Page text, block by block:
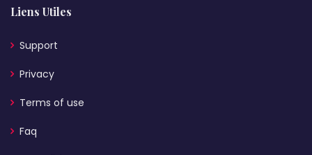
Liens Utiles
Support
Privacy
Terms of use
Faq